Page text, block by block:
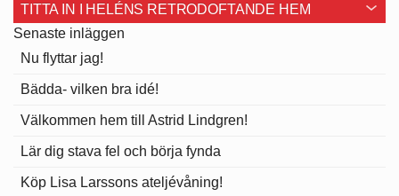
TITTA IN I HELÉNS RETRODOFTANDE HEM
Senaste inläggen
Nu flyttar jag!
Bädda- vilken bra idé!
Välkommen hem till Astrid Lindgren!
Lär dig stava fel och börja fynda
Köp Lisa Larssons ateljévåning!